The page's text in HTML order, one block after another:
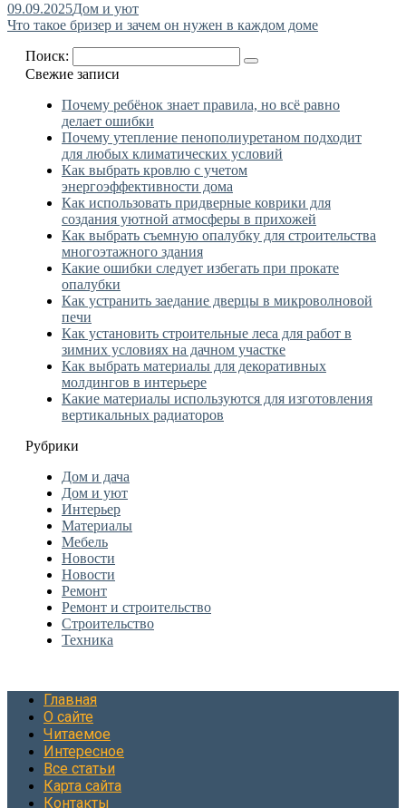
09.09.2025Дом и уют
Что такое бризер и зачем он нужен в каждом доме
Поиск:
Свежие записи
Почему ребёнок знает правила, но всё равно
делает ошибки
Почему утепление пенополиуретаном подходит
для любых климатических условий
Как выбрать кровлю с учетом
энергоэффективности дома
Как использовать придверные коврики для
создания уютной атмосферы в прихожей
Как выбрать съемную опалубку для строительства
многоэтажного здания
Какие ошибки следует избегать при прокате
опалубки
Как устранить заедание дверцы в микроволновой
печи
Как установить строительные леса для работ в
зимних условиях на дачном участке
Как выбрать материалы для декоративных
молдингов в интерьере
Какие материалы используются для изготовления
вертикальных радиаторов
Рубрики
Дом и дача
Дом и уют
Интерьер
Материалы
Мебель
Новости
Новости
Ремонт
Ремонт и строительство
Строительство
Техника
Главная
О сайте
Читаемое
Интересное
Все статьи
Карта сайта
Контакты